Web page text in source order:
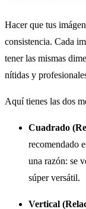
Hacer que tus
consistencia. Cada
tener las mismas
nítidas y
Aquí tienes las dos
Cuadrado
recomendado
una razón: se
súper versátil.
Vertical